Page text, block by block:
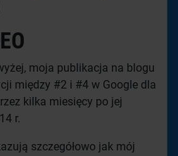
moja publikacja na blogu
między #2 i #4 w Google dla
kilka miesięcy po jej
r.
szczegółowo jak mój